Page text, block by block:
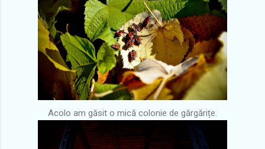
Acolo am găsit o mică colonie de gărgărițe.